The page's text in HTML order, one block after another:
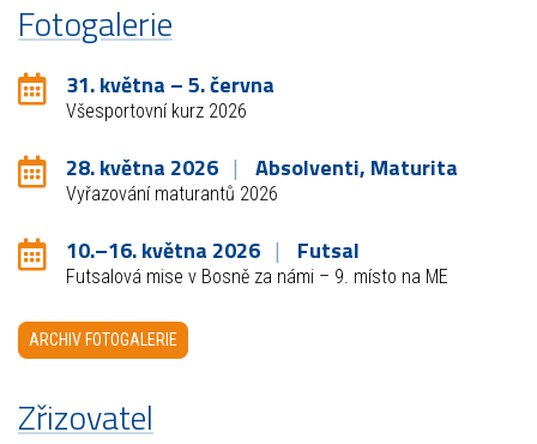
Fotogalerie
31. května – 5. června
Všesportovní kurz 2026
28. května 2026 Absolventi, Maturita
Vyřazování maturantů 2026
10.–16. května 2026 Futsal
Futsalová mise v Bosně za námi – 9. místo na ME
ARCHIV FOTOGALERIE
Zřizovatel